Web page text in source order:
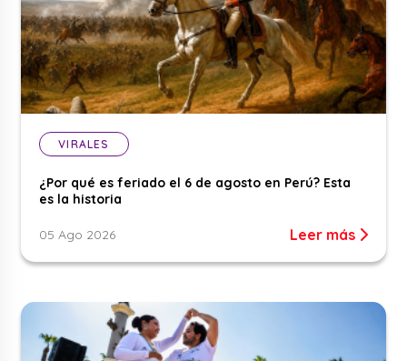
VIRALES
¿Por qué es feriado el 6 de agosto en Perú? Esta
es la historia
05 Ago 2026 Leer más